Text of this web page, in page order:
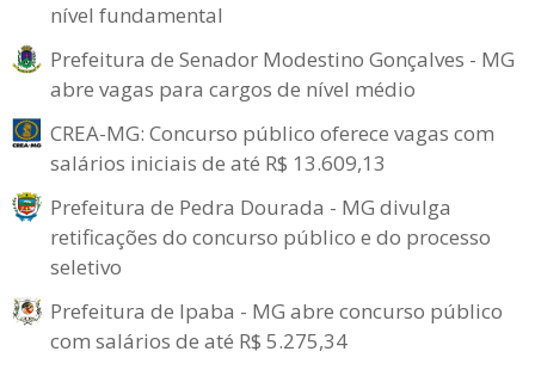
nível fundamental
Prefeitura de Senador Modestino Gonçalves - MG
abre vagas para cargos de nível médio
CREA-MG: Concurso público oferece vagas com
salários iniciais de até R$ 13.609,13
Prefeitura de Pedra Dourada - MG divulga
retificações do concurso público e do processo
seletivo
Prefeitura de Ipaba - MG abre concurso público
com salários de até R$ 5.275,34